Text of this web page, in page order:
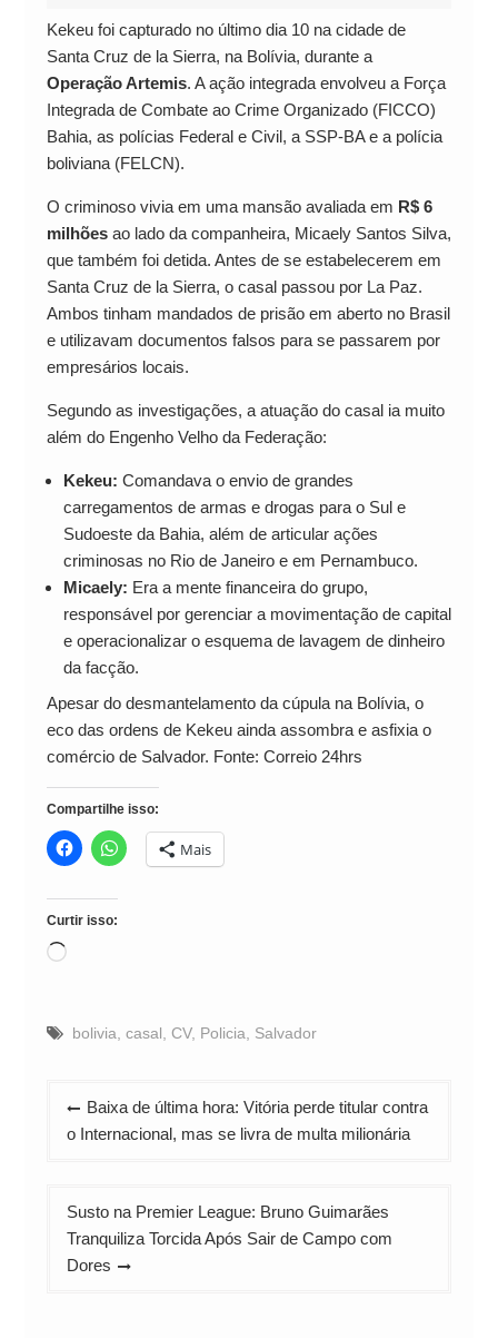
Kekeu foi capturado no último dia 10 na cidade de
Santa Cruz de la Sierra, na Bolívia, durante a
Operação Artemis. A ação integrada envolveu a Força
Integrada de Combate ao Crime Organizado (FICCO)
Bahia, as polícias Federal e Civil, a SSP-BA e a polícia
boliviana (FELCN).
O criminoso vivia em uma mansão avaliada em R$ 6
milhõesao lado da companheira, Micaely Santos Silva,
que também foi detida. Antes de se estabelecerem em
Santa Cruz de la Sierra, o casal passou por La Paz.
Ambos tinham mandados de prisão em aberto no Brasil
e utilizavam documentos falsos para se passarem por
empresários locais.
Segundo as investigações, a atuação do casal ia muito
além do Engenho Velho da Federação:
Kekeu: Comandava o envio de grandes
carregamentos de armas e drogas para o Sul e
Sudoeste da Bahia, além de articular ações
criminosas no Rio de Janeiro e em Pernambuco.
Micaely: Era a mente financeira do grupo,
responsável por gerenciar a movimentação de capital
e operacionalizar o esquema de lavagem de dinheiro
da facção.
Apesar do desmantelamento da cúpula na Bolívia, o
eco das ordens de Kekeu ainda assombra e asfixia o
comércio de Salvador. Fonte: Correio 24hrs
Compartilhe isso:
Mais
Curtir isso:
Carregando...
bolivia casal CV, Policia Salvador
Navegação
de
Baixa de última hora: Vitória perde titular contra
o Internacional, mas se livra de multa milionária
Susto na Premier League: Bruno Guimarães
Tranquiliza Torcida Após Sair de Campo com
Dores